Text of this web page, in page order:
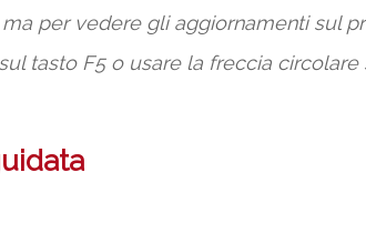
per vedere gli aggiornamenti sul
tasto F5 o usare la freccia